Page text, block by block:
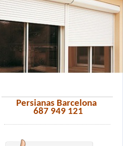
Persianas Barcelona
687 949 121